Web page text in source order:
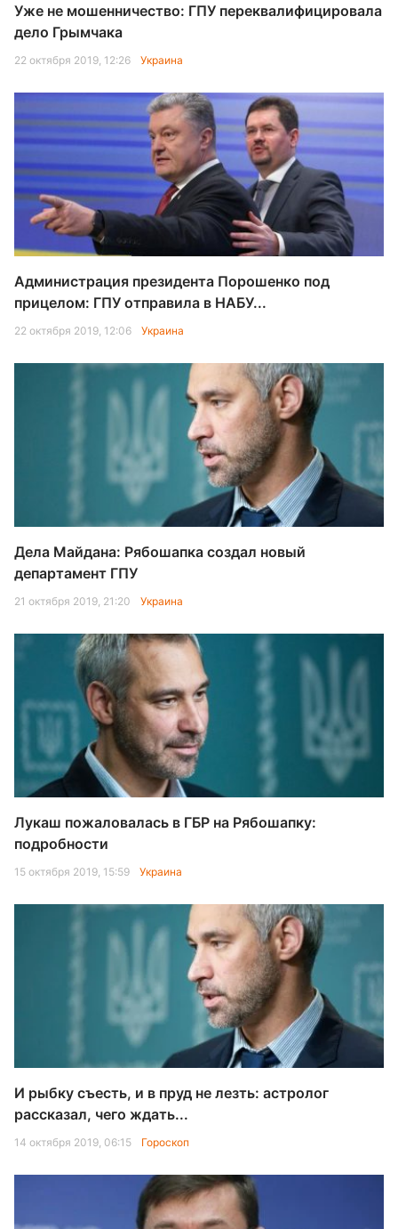
Уже не мошенничество: ГПУ переквалифицировала
дело Грымчака
22 октября 2019, 12:26 Украина
Администрация президента Порошенко под
прицелом: ГПУ отправила в НАБУ...
22 октября 2019, 12:06 Украина
Дела Майдана: Рябошапка создал новый
департамент ГПУ
21 октября 2019, 21:20 Украина
Лукаш пожаловалась в ГБР на Рябошапку:
подробности
15 октября 2019, 15:59 Украина
И рыбку съесть, и в пруд не лезть: астролог
рассказал, чего ждать...
14 октября 2019, 06:15 Гороскоп